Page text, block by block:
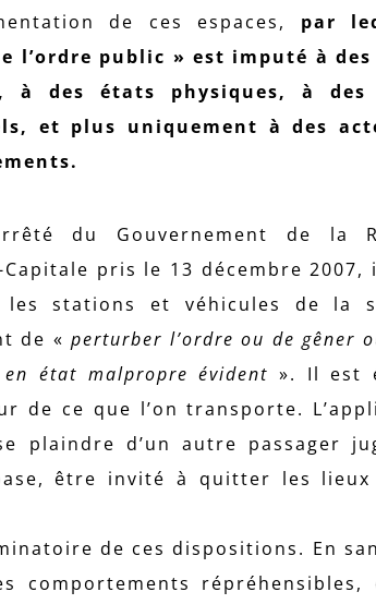
de ces espaces, par
l’ordre public » est imputé à des
à des états physiques, à
et plus uniquement à des
du Gouvernement de la
Capitale pris le 13 décembre 2007,
stations et véhicules de la
de « perturber l’ordre ou de gêner
en état malpropre évident». Il est
de ce que l’on transporte.
plaindre d’un autre passager
être invité à quitter les lieux
de ces dispositions. En
comportements répréhensibles,